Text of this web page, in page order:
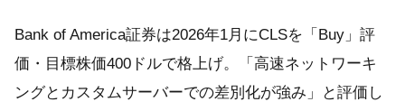
Bank of America証券は2026年1月にCLSを「Buy」評
価・目標株価400ドルで格上げ。「高速ネットワーキ
ングとカスタムサーバーでの差別化が強み」と評価し